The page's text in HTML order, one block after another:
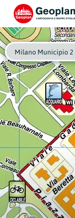
Milano Municipio 2